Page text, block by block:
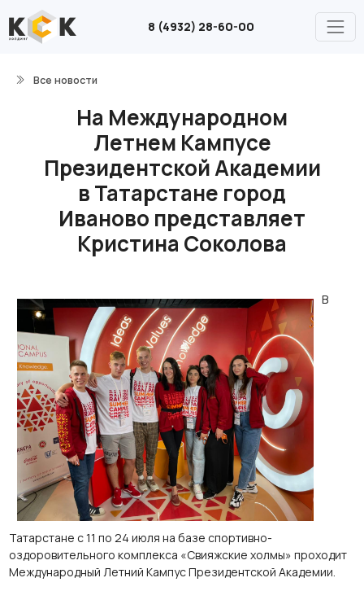
8 (4932) 28-60-00
Все новости
На Международном
Летнем Кампусе
Президентской Академии
в Татарстане город
Иваново представляет
Кристина Соколова
В
Татарстане с 11 по 24 июля на базе спортивно-
оздоровительного комплекса «Свияжские холмы» проходит
Международный Летний Кампус Президентской Академии.